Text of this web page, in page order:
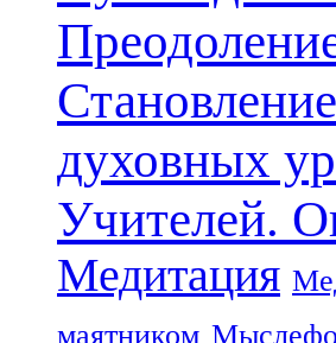
духовных
Учителей.
Медитация
маятником